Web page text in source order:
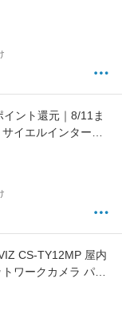
[有線・無線 /
イント還元｜8/11ま
イエルインターナ
ナショナル フルハ
視カメラ SLI-
CS-TY12MP 屋内
ワークカメラ パン
対応 DC5v給電式
視対応]